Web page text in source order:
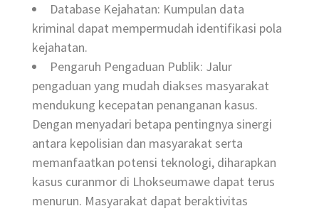
Database Kejahatan: Kumpulan data
kriminal dapat mempermudah identifikasi pola
kejahatan.
Pengaruh Pengaduan Publik: Jalur
pengaduan yang mudah diakses masyarakat
mendukung kecepatan penanganan kasus.
Dengan menyadari betapa pentingnya sinergi
antara kepolisian dan masyarakat serta
memanfaatkan potensi teknologi, diharapkan
kasus curanmor di Lhokseumawe dapat terus
menurun. Masyarakat dapat beraktivitas